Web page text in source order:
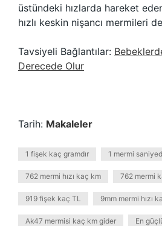
üstündeki hızlarda hareket
hızlı keskin nişancı mermileri
Tavsiyeli Bağlantılar:
Derecede Olur
Tarih: Makaleler
1 fişek kaç gramdır 1 mermi
762 mermi hızı kaç km 762 mermi
919 fişek kaç TL 9mm mermi hızı
Ak47 mermisi kaç km gider En